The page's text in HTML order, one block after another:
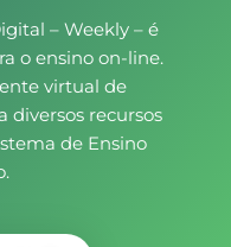
– Weekly – é
o ensino on-line.
virtual de
diversos recursos
de Ensino